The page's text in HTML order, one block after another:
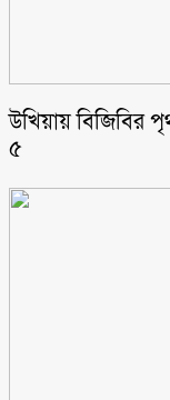
উখিয়ায় বিজিবির
৫